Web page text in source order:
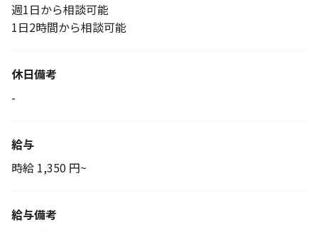
週1日から相談可能
1日2時間から相談可能
休日備考
-
給与
時給 1,350 円~
給与備考